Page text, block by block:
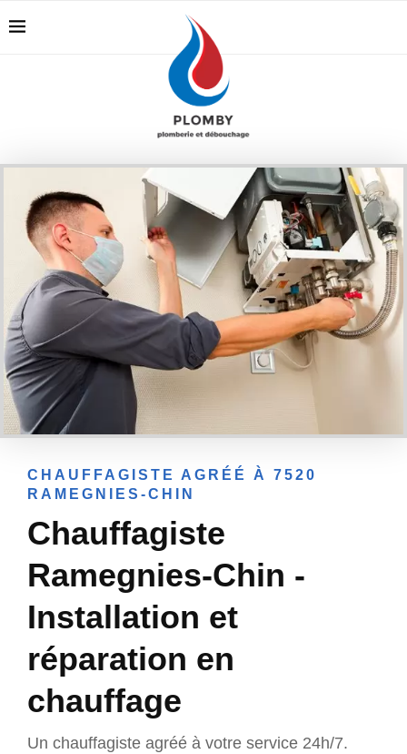
CHAUFFAGISTE AGRÉÉ À 7520
RAMEGNIES-CHIN
Chauffagiste
Ramegnies-Chin -
Installation et
réparation en
chauffage
Un chauffagiste agréé à votre service 24h/7.